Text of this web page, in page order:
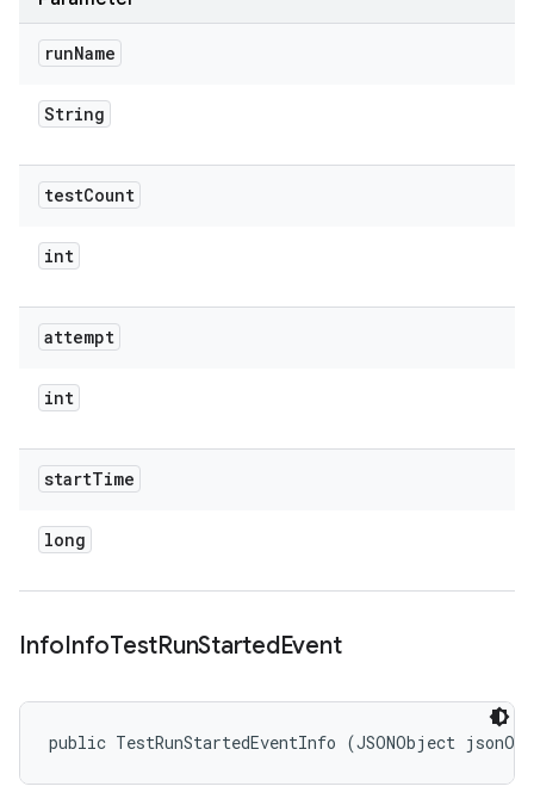
runName
String
testCount
int
attempt
int
startTime
long
InfoInfoTestRunStartedEvent
public TestRunStartedEventInfo (JSONObject